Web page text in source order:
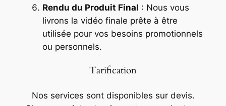
Rendu du Produit Final : Nous vous
livrons la vidéo finale prête à être
utilisée pour vos besoins promotionnels
ou personnels.
Tarification
Nos services sont disponibles sur devis.